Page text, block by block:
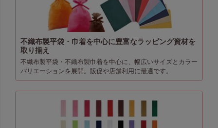
不織布製平袋・巾着を中心に豊富なラッピング資材を
取り揃え
不織布製平袋・不織布製巾着を中心に、幅広いサイズとカラー
バリエーションを展開。販促や店舗利用に最適です。